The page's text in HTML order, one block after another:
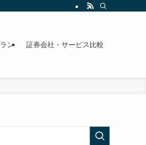
ン 証券会社・サービス比較